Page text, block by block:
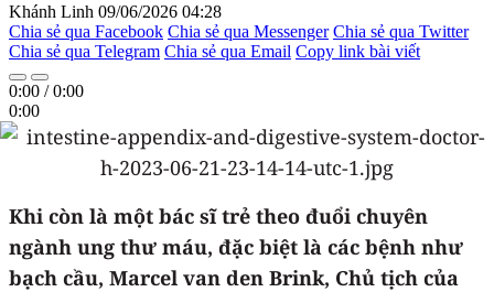
Khánh Linh 09/06/2026 04:28
Chia sẻ qua Facebook Chia sẻ qua Messenger Chia sẻ qua Twitter
Chia sẻ qua Telegram Chia sẻ qua Email Copy link bài viết
0:00 /0:00
0:00
Khi còn là một bác sĩ trẻ theo đuổi chuyên
ngành ung thư máu, đặc biệt là các bệnh như
bạch cầu, Marcel van den Brink, Chủ tịch của